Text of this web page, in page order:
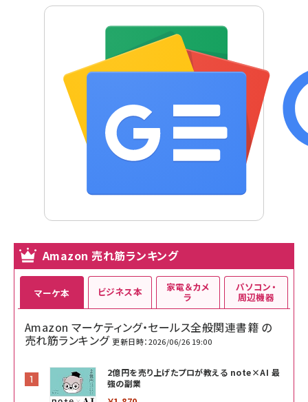
Amazon 売れ筋ランキング
マーケ本
Amazon マーケティング・セールス全般関連書籍 の
売れ筋ランキング 更新日時：2026/06/26 19:00
2億円を売り上げたプロが教える note×AI 最
強の副業
ビジネス本 家電＆カメ
ラ
パソコン・
周辺機器